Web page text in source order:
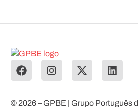
© 2026 – GPBE | Grupo Português